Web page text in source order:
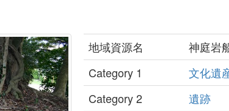
地域資源名
神庭岩
Category 1
文化遺
Category 2
遺跡